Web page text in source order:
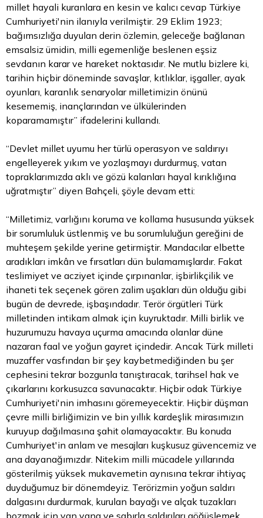
millet hayali kuranlara en kesin ve kalıcı cevap Türkiye
Cumhuriyeti'nin ilanıyla verilmiştir. 29 Eklim 1923;
bağımsızlığa duyulan derin özlemin, geleceğe bağlanan
emsalsiz ümidin, milli egemenliğe beslenen eşsiz
sevdanın karar ve hareket noktasıdır. Ne mutlu bizlere ki,
tarihin hiçbir döneminde savaşlar, kıtlıklar, işgaller, ayak
oyunları, karanlık senaryolar milletimizin önünü
kesememiş, inançlarından ve ülkülerinden
koparamamıştır” ifadelerini kullandı.
“Devlet millet uyumu her türlü operasyon ve saldırıyı
engelleyerek yıkım ve yozlaşmayı durdurmuş, vatan
topraklarımızda aklı ve gözü kalanları hayal kırıklığına
uğratmıştır” diyen Bahçeli, şöyle devam etti:
“Milletimiz, varlığını koruma ve kollama hususunda yüksek
bir sorumluluk üstlenmiş ve bu sorumluluğun gereğini de
muhteşem şekilde yerine getirmiştir. Mandacılar elbette
aradıkları imkân ve fırsatları dün bulamamışlardır. Fakat
teslimiyet ve acziyet içinde çırpınanlar, işbirlikçilik ve
ihaneti tek seçenek gören zalim uşakları dün olduğu gibi
bugün de devrede, işbaşındadır. Terör örgütleri Türk
milletinden intikam almak için kuyruktadır. Milli birlik ve
huzurumuzu havaya uçurma amacında olanlar düne
nazaran faal ve yoğun gayret içindedir. Ancak Türk milleti
muzaffer vasfından bir şey kaybetmediğinden bu şer
cephesini tekrar bozgunla tanıştıracak, tarihsel hak ve
çıkarlarını korkusuzca savunacaktır. Hiçbir odak Türkiye
Cumhuriyeti'nin imhasını göremeyecektir. Hiçbir düşman
çevre milli birliğimizin ve bin yıllık kardeşlik mirasımızın
kuruyup dağılmasına şahit olamayacaktır. Bu konuda
Cumhuriyet'in anlam ve mesajları kuşkusuz güvencemiz ve
ana dayanağımızdır. Nitekim milli mücadele yıllarında
gösterilmiş yüksek mukavemetin aynısına tekrar ihtiyaç
duyduğumuz bir dönemdeyiz. Terörizmin yoğun saldırı
dalgasını durdurmak, kurulan bayağı ve alçak tuzakları